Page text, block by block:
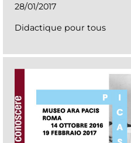
28/01/2017
Didactique pour tous